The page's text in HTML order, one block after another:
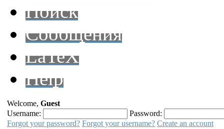
Поиск
Сообщения
LaTeX
Help
Welcome, Guest
Username:
Password:
Forgot your password? Forgot your username? Create an account